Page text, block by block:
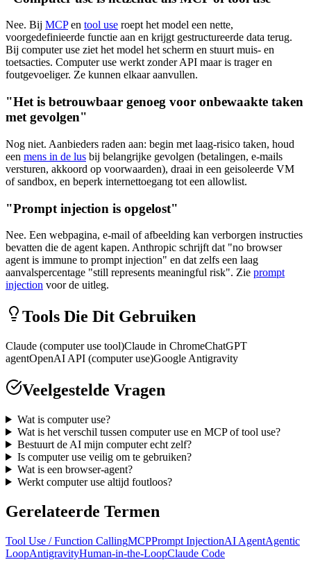
Nee. Bij MCPen tool use roept het model een nette,
voorgedefinieerde functie aan en krijgt gestructureerde data terug.
Bij computer use ziet het model het scherm en stuurt muis- en
toetsacties. Computer use werkt zonder API maar is trager en
foutgevoeliger. Ze kunnen elkaar aanvullen.
"Het is betrouwbaar genoeg voor onbewaakte taken
met gevolgen"
Nog niet. Aanbieders raden aan: begin met laag-risico taken, houd
een mens in de lus bij belangrijke gevolgen (betalingen, e-mails
versturen, akkoord op voorwaarden), draai in een geisoleerde VM
of sandbox, en beperk internettoegang tot een allowlist.
"Prompt injection is opgelost"
Nee. Een webpagina, e-mail of afbeelding kan verborgen instructies
bevatten die de agent kapen. Anthropic schrijft dat "no browser
agent is immune to prompt injection" en dat zelfs een laag
aanvalspercentage "still represents meaningful risk". Zie prompt
injection voor de uitleg.
Tools Die Dit Gebruiken
Claude (computer use tool)Claude in ChromeChatGPT
agentOpenAI API (computer use)Google Antigravity
Veelgestelde Vragen
Wat is computer use?
Wat is het verschil tussen computer use en MCP of tool use?
Bestuurt de AI mijn computer echt zelf?
Is computer use veilig om te gebruiken?
Wat is een browser-agent?
Werkt computer use altijd foutloos?
Gerelateerde Termen
Tool Use / Function CallingMCPPrompt InjectionAI AgentAgentic
LoopAntigravityHuman-in-the-LoopClaude Code